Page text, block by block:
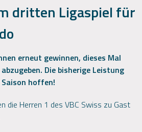
dritten Ligaspiel für
erneut gewinnen, dieses Mal
Die bisherige Leistung
hoffen!
die Herren 1 des VBC Swiss zu Gast